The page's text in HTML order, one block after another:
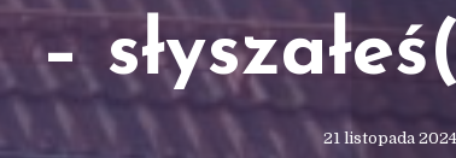
–
21 listopada 2024